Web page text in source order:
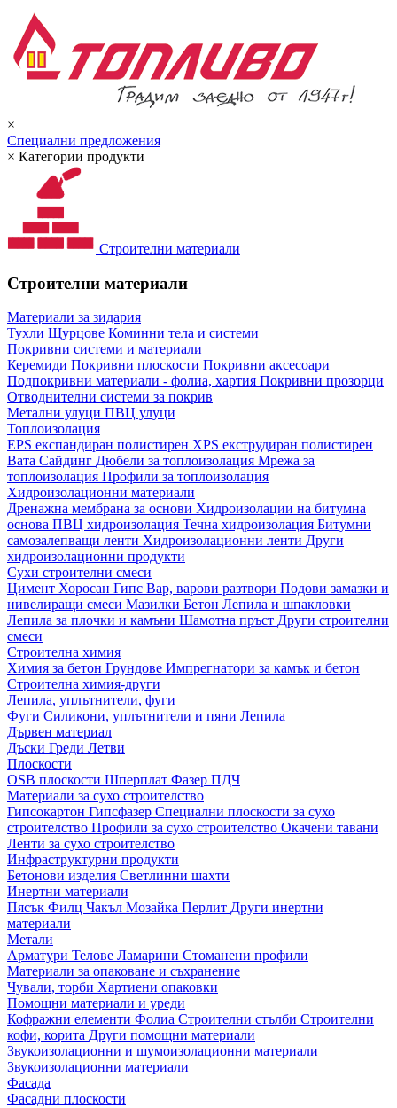
×
Специални предложения
× Категории продукти
Строителни материали
Строителни материали
Материали за зидария
Тухли Щурцове Коминни тела и системи
Покривни системи и материали
Керемиди Покривни плоскости Покривни аксесоари
Подпокривни материали - фолиа, хартия Покривни прозорци
Отводнителни системи за покрив
Метални улуци ПВЦ улуци
Топлоизолация
EPS експандиран полистирен XPS екструдиран полистирен
Вата Сайдинг Дюбели за топлоизолация Мрежа за
топлоизолация Профили за топлоизолация
Хидроизолационни материали
Дренажна мембрана за основи Хидроизолации на битумна
основа ПВЦ хидроизолация Течна хидроизолация Битумни
самозалепващи ленти Хидроизолационни ленти Други
хидроизолационни продукти
Сухи строителни смеси
Цимент Хоросан Гипс Вар, варови разтвори Подови замазки и
нивелиращи смеси Мазилки Бетон Лепила и шпакловки
Лепила за плочки и камъни Шамотна пръст Други строителни
смеси
Строителна химия
Химия за бетон Грундове Импрегнатори за камък и бетон
Строителна химия-други
Лепила, уплътнители, фуги
Фуги Силикони, уплътнители и пяни Лепила
Дървен материал
Дъски Греди Летви
Плоскости
OSB плоскости Шперплат Фазер ПДЧ
Материали за сухо строителство
Гипсокартон Гипсфазер Специални плоскости за сухо
строителство Профили за сухо строителство Окачени тавани
Ленти за сухо строителство
Инфраструктурни продукти
Бетонови изделия Светлинни шахти
Инертни материали
Пясък Филц Чакъл Мозайкa Перлит Други инертни
материали
Метали
Арматури Телове Ламарини Стоманени профили
Материали за опаковане и съхранение
Чували, торби Хартиени опаковки
Помощни материали и уреди
Кофражни елементи Фолиа Строителни стълби Строителни
кофи, корита Други помощни материали
Звукоизолационни и шумоизолационни материали
Звукоизолационни материали
Фасада
Фасадни плоскости